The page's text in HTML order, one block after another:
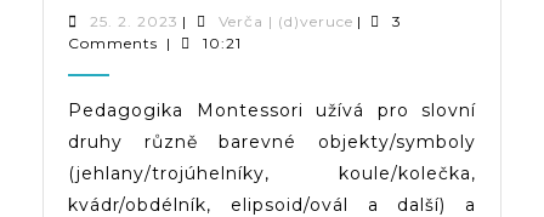
Ze
25. 2. 2023 25.
2.
| Verča | (d)veruceVerča
|
3
Comments | 10:21
Pedagogika Montessori užívá pro slovní
druhy různě barevné objekty/symboly
(jehlany/trojúhelníky, koule/kolečka,
kvádr/obdélník, elipsoid/ovál a další) a